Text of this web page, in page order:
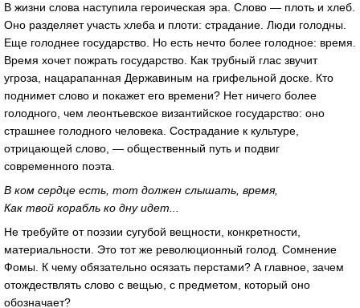
В жизни слова наступила героическая эра. Слово — плоть и хлеб.
Оно разделяет участь хлеба и плоти: страдание. Люди голодны.
Еще голоднее государство. Но есть нечто более голодное: время.
Время хочет пожрать государство. Как трубный глас звучит
угроза, нацарапанная Державиным на грифельной доске. Кто
поднимет слово и покажет его времени? Нет ничего более
голодного, чем леонтьевское византийское государство: оно
страшнее голодного человека. Сострадание к культуре,
отрицающей слово, — общественный путь и подвиг
современного поэта.
В ком сердце есть, тот должен слышать, время,
Как твой корабль ко дну идет...
Не требуйте от поэзии сугубой вещности, конкретности,
материальности. Это тот же революционный голод. Сомнение
Фомы. К чему обязательно осязать перстами? А главное, зачем
отождествлять слово с вещью, с предметом, который оно
обозначает?